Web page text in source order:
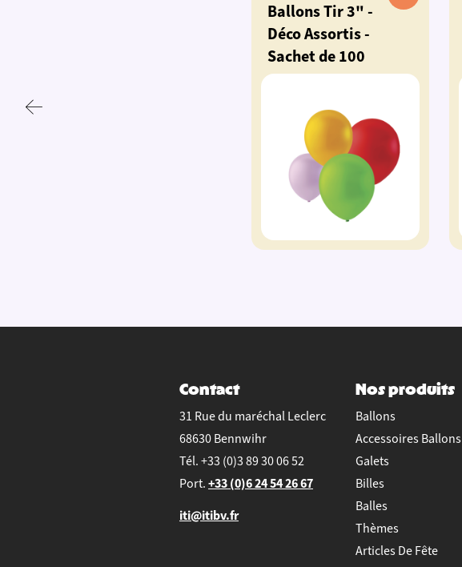
Ballons Tir 3" -
Déco Assortis -
Sachet de 100
Contact
31 Rue du maréchal Leclerc
68630 Bennwihr
Tél. +33 (0)3 89 30 06 52
Port. +33 (0)6 24 54 26 67
iti@itibv.fr
Nos produits
Ballons
Accessoires Ballons
Galets
Billes
Balles
Thèmes
Articles De Fête